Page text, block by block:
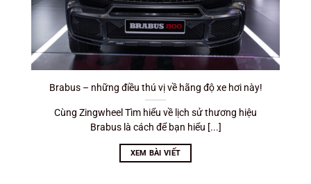
Brabus – những điều thú vị về hãng độ xe hơi này!
Cùng Zingwheel Tìm hiểu về lịch sử thương hiệu
Brabus là cách để bạn hiểu [...]
XEM BÀI VIẾT